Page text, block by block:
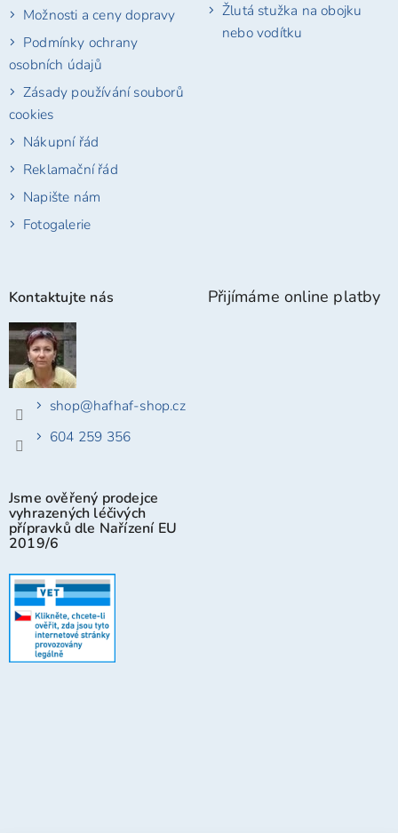
Možnosti a ceny dopravy
Podmínky ochrany
osobních údajů
Zásady používání souborů
cookies
Nákupní řád
Reklamační řád
Napište nám
Fotogalerie
Žlutá stužka na obojku
nebo vodítku
Kontaktujte nás
shop@hafhaf-shop.cz
604 259 356
Jsme ověřený prodejce
vyhrazených léčivých
přípravků dle Nařízení EU
2019/6
Přijímáme online platby